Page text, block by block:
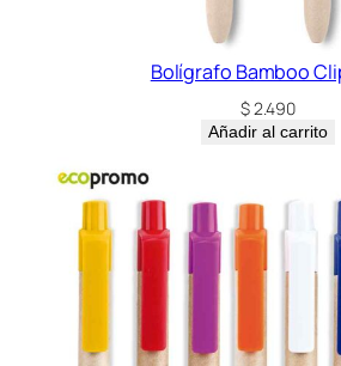
Bolígrafo Bamboo
$2.490
Añadir al carrito